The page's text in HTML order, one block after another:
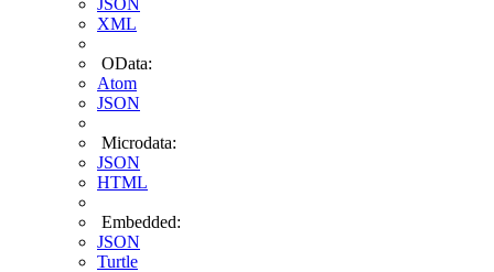
JSON
XML
OData:
Atom
JSON
Microdata:
JSON
HTML
Embedded:
JSON
Turtle